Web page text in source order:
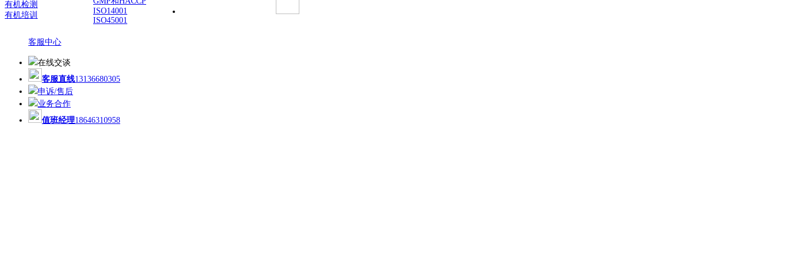
有机检测
有机培训
ISO14001
ISO45001
客服中心
在线交谈
客服直线13136680305
申诉/售后
业务合作
值班经理18646310958